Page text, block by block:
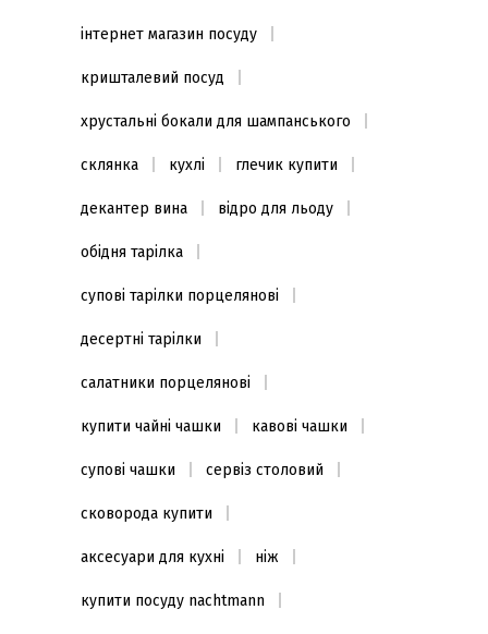
інтернет магазин посуду
кришталевий посуд
хрустальні бокали для шампанського
склянка кухлі глечик купити
декантер вина відро для льоду
обідня тарілка
супові тарілки порцелянові
десертні тарілки
салатники порцелянові
купити чайні чашки кавові чашки
супові чашки сервіз столовий
сковорода купити
аксесуари для кухні ніж
купити посуду nachtmann